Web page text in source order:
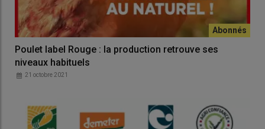
Poulet label Rouge : la production retrouve ses
niveaux habituels
21 octobre 2021